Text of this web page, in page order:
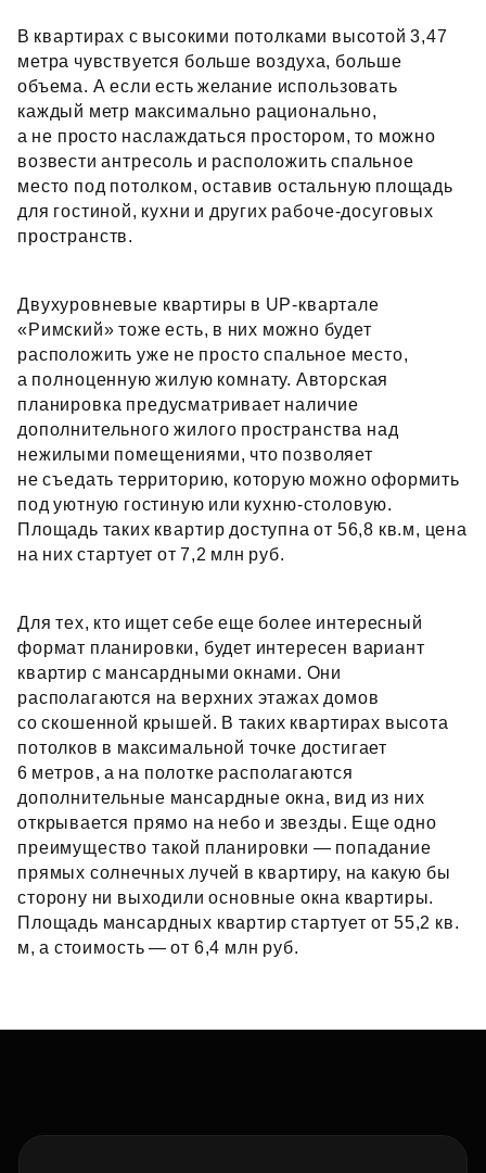
В квартирах с высокими потолками высотой 3,47
метра чувствуется больше воздуха, больше
объема. А если есть желание использовать
каждый метр максимально рационально,
а не просто наслаждаться простором, то можно
возвести антресоль и расположить спальное
место под потолком, оставив остальную площадь
для гостиной, кухни и других рабоче‑досуговых
пространств.
Двухуровневые квартиры в UP‑квартале
«Римский» тоже есть, в них можно будет
расположить уже не просто спальное место,
а полноценную жилую комнату. Авторская
планировка предусматривает наличие
дополнительного жилого пространства над
нежилыми помещениями, что позволяет
не съедать территорию, которую можно оформить
под уютную гостиную или кухню‑столовую.
Площадь таких квартир доступна от 56,8 кв.м, цена
на них стартует от 7,2 млн руб.
Для тех, кто ищет себе еще более интересный
формат планировки, будет интересен вариант
квартир с мансардными окнами. Они
располагаются на верхних этажах домов
со скошенной крышей. В таких квартирах высота
потолков в максимальной точке достигает
6 метров, а на полотке располагаются
дополнительные мансардные окна, вид из них
открывается прямо на небо и звезды. Еще одно
преимущество такой планировки — попадание
прямых солнечных лучей в квартиру, на какую бы
сторону ни выходили основные окна квартиры.
Площадь мансардных квартир стартует от 55,2 кв.
м, а стоимость — от 6,4 млн руб.